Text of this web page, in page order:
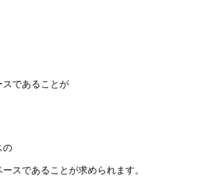
スであることが
の
スであることが求められます。